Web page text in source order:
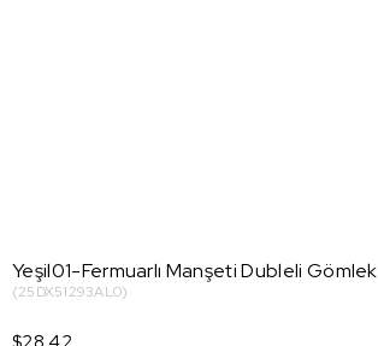
Yeşil01-Fermuarlı Manşeti Dubleli Gömlek
(25DX51293AL0)